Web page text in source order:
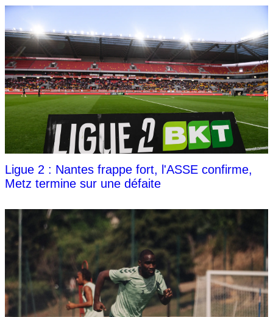
Ligue 2 : Nantes frappe fort, l'ASSE confirme,
Metz termine sur une défaite